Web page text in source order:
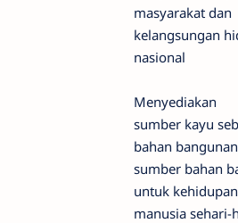
masyarakat dan
kelangsungan
nasional
Menyediakan
sumber kayu
bahan
sumber bahan
untuk kehidupan
manusia sehari-